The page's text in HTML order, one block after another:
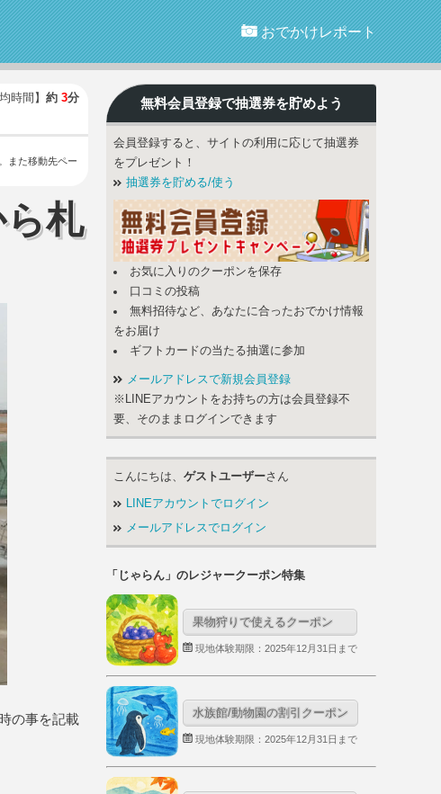
おでかけレポート
時間】 約 3分
また移動先ペー
札
の事を記載
無料会員登録で抽選券を貯めよう
会員登録すると、サイトの利用に応じて抽選券
をプレゼント！
抽選券を貯める/使う
お気に入りのクーポンを保存
口コミの投稿
無料招待など、あなたに合ったおでかけ情報
をお届け
ギフトカードの当たる抽選に参加
メールアドレスで新規会員登録
※LINEアカウントをお持ちの方は会員登録不
要、そのままログインできます
こんにちは、 ゲストユーザーさん
LINEアカウントでログイン
メールアドレスでログイン
「じゃらん」のレジャークーポン特集
果物狩りで使えるクーポン
現地体験期限：2025年12月31日まで
水族館/動物園の割引クーポン
現地体験期限：2025年12月31日まで